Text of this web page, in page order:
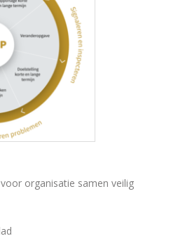
organisatie samen veilig